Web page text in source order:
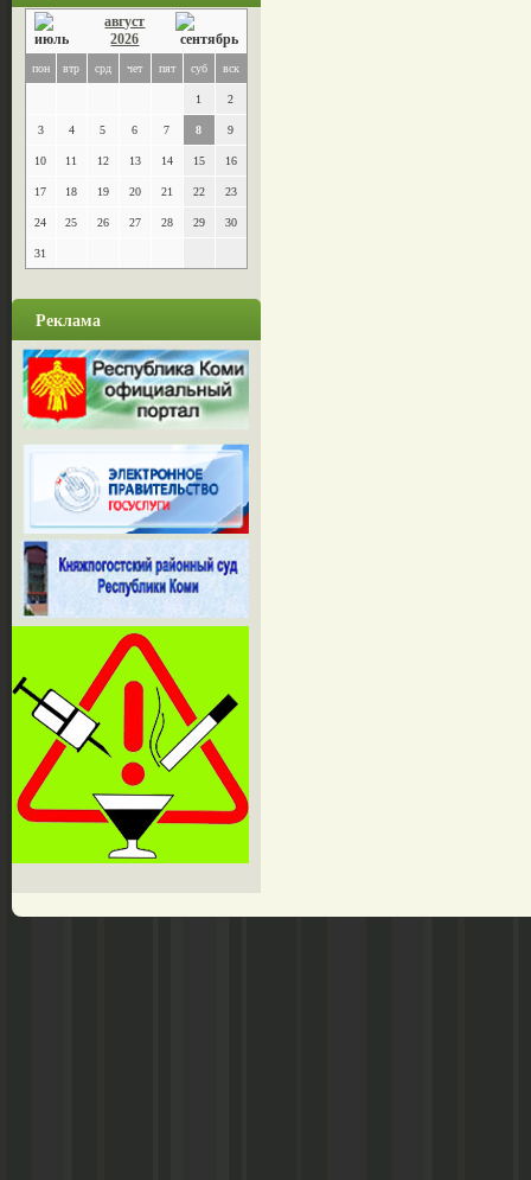
август
2026
пон втр срд чет пят суб вск
1 2
3 4 5 6 7 8 9
10 11 12 13 14 15 16
17 18 19 20 21 22 23
24 25 26 27 28 29 30
31
Реклама